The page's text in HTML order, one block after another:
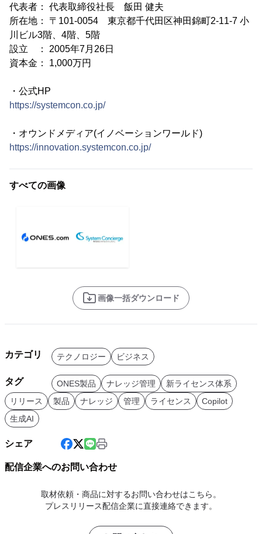
代表者： 代表取締役社長 飯田 健夫
所在地： 〒101-0054 東京都千代田区神田錦町2-11-7 小
川ビル3階、4階、5階
設立 ： 2005年7月26日
資本金： 1,000万円
・公式HP
https://systemcon.co.jp/
・オウンドメディア(イノベーションワールド)
https://innovation.systemcon.co.jp/
すべての画像
画像一括ダウンロード
カテゴリ テクノロジー ビジネス
タグ ONES製品 ナレッジ管理
新ライセンス体系
リリース
製品 ナレッジ 管理 ライセンス
Copilot
生成AI
シェア
配信企業へのお問い合わせ
取材依頼・商品に対するお問い合わせはこちら。
プレスリリース配信企業に直接連絡できます。